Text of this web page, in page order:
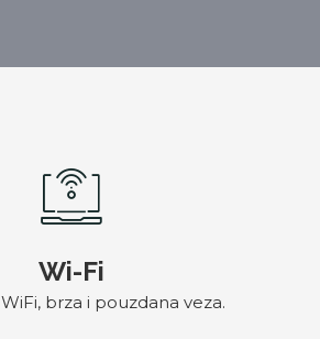
Wi-Fi
brza i pouzdana veza.